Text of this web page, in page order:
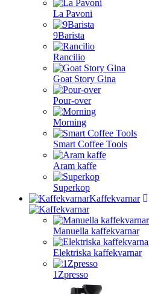
La Pavoni
9Barista
Rancilio
Goat Story Gina
Pour-over
Morning
Smart Coffee Tools
Aram kaffe
Superkop
Kaffekvarnar
Manuella kaffekvarnar
Elektriska kaffekvarnar
1Zpresso